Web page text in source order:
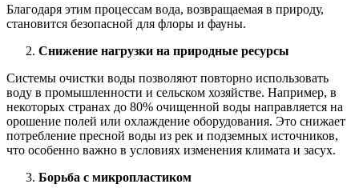
Благодаря этим процессам вода, возвращаемая в природу,
становится безопасной для флоры и фауны.
Снижение нагрузки на природные ресурсы
Системы очистки воды позволяют повторно использовать
воду в промышленности и сельском хозяйстве. Например, в
некоторых странах до 80% очищенной воды направляется на
орошение полей или охлаждение оборудования. Это снижает
потребление пресной воды из рек и подземных источников,
что особенно важно в условиях изменения климата и засух.
Борьба с микропластиком